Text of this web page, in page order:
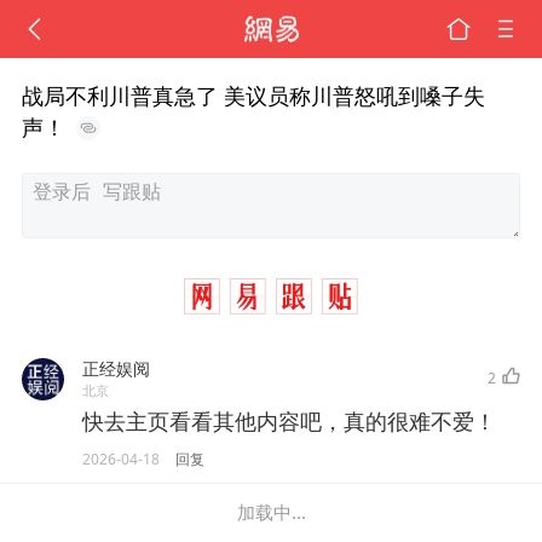
战局不利川普真急了 美议员称川普怒吼到嗓子失
声！
正经娱阅
北京
2
快去主页看看其他内容吧，真的很难不爱！
2026-04-18 回复
加载中...